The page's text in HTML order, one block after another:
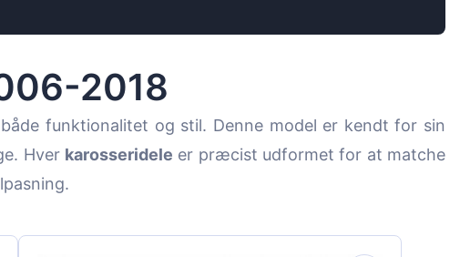
2018
funktionalitet og stil. Denne model er kendt for sin
Hver karosseridele er præcist udformet for at matche